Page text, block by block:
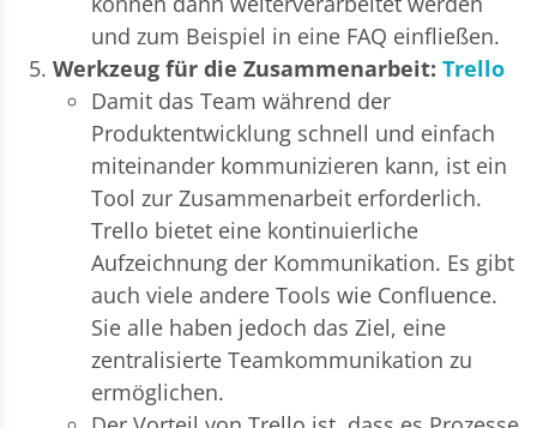
und zum Beispiel in eine FAQ einfließen.
Werkzeug für die Zusammenarbeit: Trello
Damit das Team während der
Produktentwicklung schnell und einfach
miteinander kommunizieren kann, ist ein
Tool zur Zusammenarbeit erforderlich.
Trello bietet eine kontinuierliche
Aufzeichnung der Kommunikation. Es gibt
auch viele andere Tools wie Confluence.
Sie alle haben jedoch das Ziel, eine
zentralisierte Teamkommunikation zu
ermöglichen.